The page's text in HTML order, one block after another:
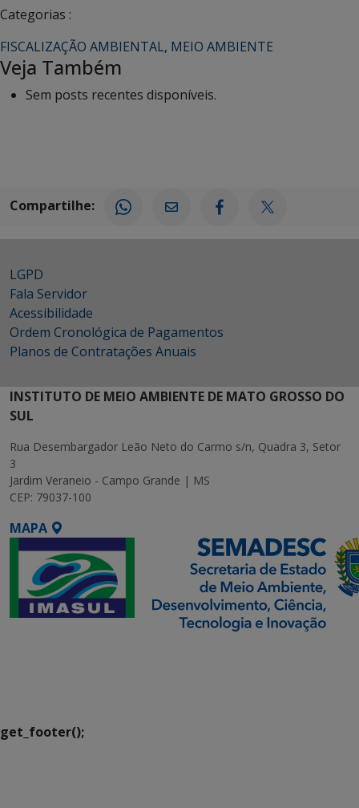
Categorias :
FISCALIZAÇÃO AMBIENTAL, MEIO AMBIENTE
Veja Também
Sem posts recentes disponíveis.
Compartilhe:
LGPD
Fala Servidor
Acessibilidade
Ordem Cronológica de Pagamentos
Planos de Contratações Anuais
INSTITUTO DE MEIO AMBIENTE DE MATO GROSSO DO
SUL
Rua Desembargador Leão Neto do Carmo s/n, Quadra 3, Setor
3
Jardim Veraneio - Campo Grande | MS
CEP: 79037-100
MAPA
get_footer();